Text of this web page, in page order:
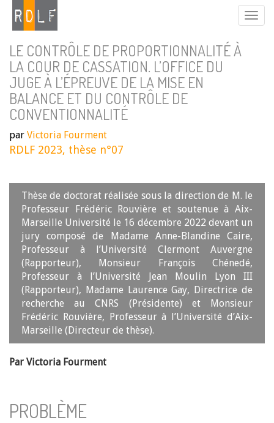
LE CONTRÔLE DE PROPORTIONNALITÉ À
LA COUR DE CASSATION. L’OFFICE DU
JUGE À L’ÉPREUVE DE LA MISE EN
BALANCE ET DU CONTRÔLE DE
CONVENTIONNALITÉ
par Victoria Fourment
RDLF 2023, thèse n°07
Thèse de doctorat réalisée sous la direction de M. le
Professeur Frédéric Rouvière et soutenue à Aix-
Marseille Université le 16 décembre 2022 devant un
jury composé de Madame Anne-Blandine Caire,
Professeur à l’Université Clermont Auvergne
(Rapporteur), Monsieur François Chénedé,
Professeur à l’Université Jean Moulin Lyon III
(Rapporteur), Madame Laurence Gay, Directrice de
recherche au CNRS (Présidente) et Monsieur
Frédéric Rouvière, Professeur à l’Université d’Aix-
Marseille (Directeur de thèse).
Par Victoria Fourment
PROBLÈME